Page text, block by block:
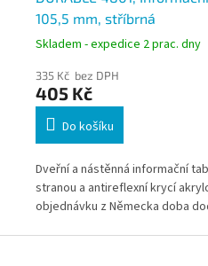
105,5 mm, stříbrná
Skladem - expedice 2 prac. dny
335 Kč bez DPH
405 Kč
Do košíku
Dveřní a nástěnná informační
stranou a antireflexní krycí
objednávku z Německa doba